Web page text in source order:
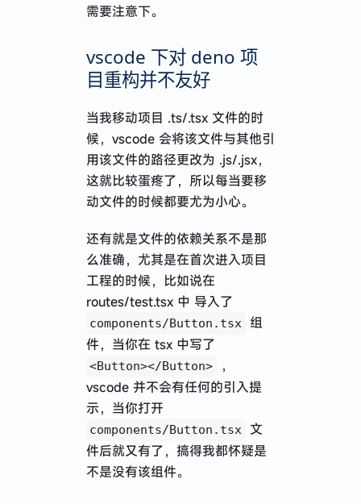
需要注意下。
vscode 下对 deno 项
目重构并不友好
当我移动项目 .ts/.tsx 文件的时
候，vscode 会将该文件与其他引
用该文件的路径更改为 .js/.jsx，
这就比较蛋疼了，所以每当要移
动文件的时候都要尤为小心。
还有就是文件的依赖关系不是那
么准确，尤其是在首次进入项目
工程的时候，比如说在
routes/test.tsx 中 导入了
components/Button.tsx
组
件，当你在 tsx 中写了
<Button></Button>
，
vscode 并不会有任何的引入提
示，当你打开
components/Button.tsx
文
件后就又有了，搞得我都怀疑是
不是没有该组件。